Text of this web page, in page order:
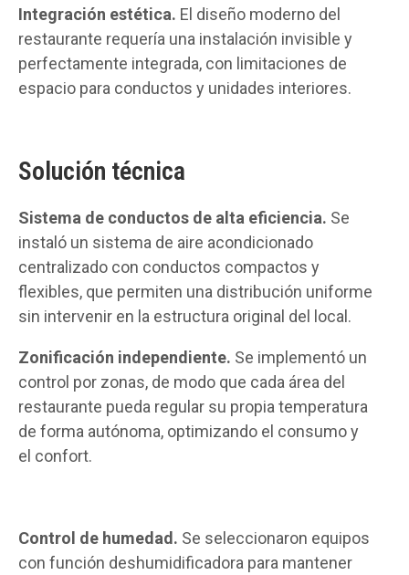
Integración estética. El diseño moderno del
restaurante requería una instalación invisible y
perfectamente integrada, con limitaciones de
espacio para conductos y unidades interiores.
Solución técnica
Sistema de conductos de alta eficiencia. Se
instaló un sistema de aire acondicionado
centralizado con conductos compactos y
flexibles, que permiten una distribución uniforme
sin intervenir en la estructura original del local.
Zonificación independiente. Se implementó un
control por zonas, de modo que cada área del
restaurante pueda regular su propia temperatura
de forma autónoma, optimizando el consumo y
el confort.
Control de humedad. Se seleccionaron equipos
con función deshumidificadora para mantener